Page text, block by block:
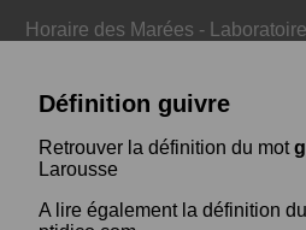
Horaire des Marées -
Définition guivre
Retrouver la définition du mot
Larousse
A lire également la définition